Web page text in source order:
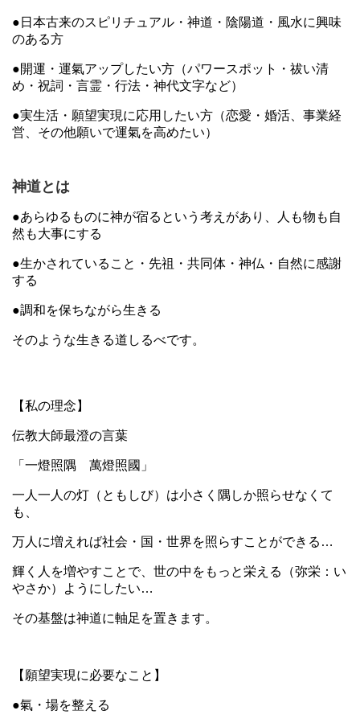
●日本古来のスピリチュアル・神道・陰陽道・風水に興味
のある方
●開運・運氣アップしたい方（パワースポット・祓い清
め・祝詞・言霊・行法・神代文字など）
●実生活・願望実現に応用したい方（恋愛・婚活、事業経
営、その他願いで運氣を高めたい）
神道とは
●あらゆるものに神が宿るという考えがあり、人も物も自
然も大事にする
●生かされていること・先祖・共同体・神仏・自然に感謝
する
●調和を保ちながら生きる
そのような生きる道しるべです。
【私の理念】
伝教大師最澄の言葉
「一燈照隅 萬燈照國」
一人一人の灯（ともしび）は小さく隅しか照らせなくて
も、
万人に増えれば社会・国・世界を照らすことができる…
輝く人を増やすことで、世の中をもっと栄える（弥栄：い
やさか）ようにしたい…
その基盤は神道に軸足を置きます。
【願望実現に必要なこと】
●氣・場を整える